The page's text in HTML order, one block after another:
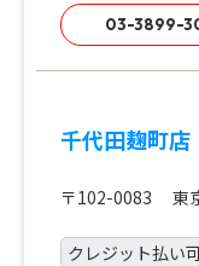
03-3899-
千代田麹町店
〒102-0083 東
クレジット払い